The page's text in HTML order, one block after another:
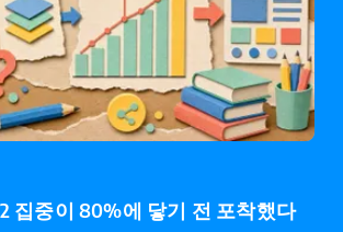
집중이 80%에 닿기 전 포착했다